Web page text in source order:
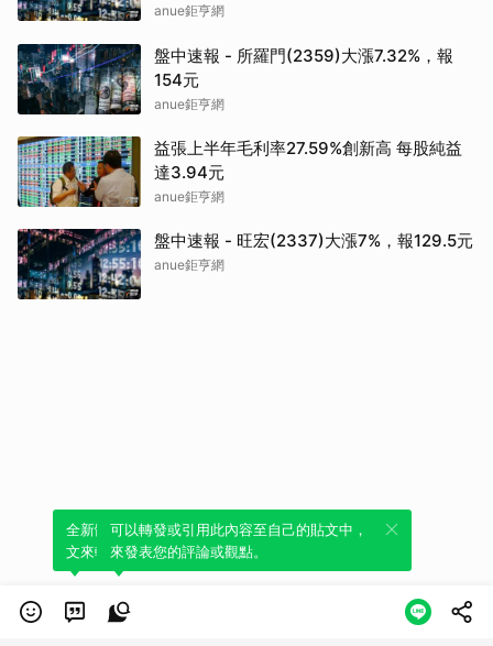
anue鉅亨網
盤中速報 - 所羅門(2359)大漲7.32%，報
154元
anue鉅亨網
益張上半年毛利率27.59%創新高 每股純益
達3.94元
anue鉅亨網
盤中速報 - 旺宏(2337)大漲7%，報129.5元
anue鉅亨網
全新體驗！一鍵引用此內容，透過發布貼
文來輕鬆表達個人立場。
可以轉發或引用此內容至自己的貼文中，
來發表您的評論或觀點。